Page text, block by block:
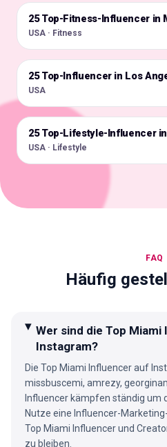
🇺🇸
USA · Fitness
🇺🇸
USA
🇺🇸
USA · Lifestyle
FAQ
Häufig
Wer sind die Top
Instagram?
Die Top Miami Influencer auf
missbuscemi, amrezy,
Influencer kämpfen ständig um
Nutze eine Influencer-
Top Miami Influencer und
zu bleiben.